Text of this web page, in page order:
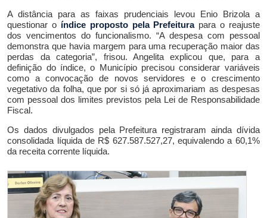
A distância para as faixas
prudenciais levou Enio Brizola a
questionar o índice proposto pela Prefeiturapara o reajuste
dos vencimentos do funcionalismo. “A despesa com pessoal
demonstra que havia margem para uma recuperação maior das
perdas da categoria”, frisou. Angelita explicou que, para a
definição do índice, o Município precisou considerar variáveis
como a convocação de novos servidores e o crescimento
vegetativo da folha, que por si só já aproximariam as despesas
com pessoal dos limites previstos pela Lei de Responsabilidade
Fiscal.
Os dados divulgados pela Prefeitura registraramainda dívida
consolidada líquida de R$ 627.587.527,27,equivalendo a 60,1%
da receita corrente líquida.